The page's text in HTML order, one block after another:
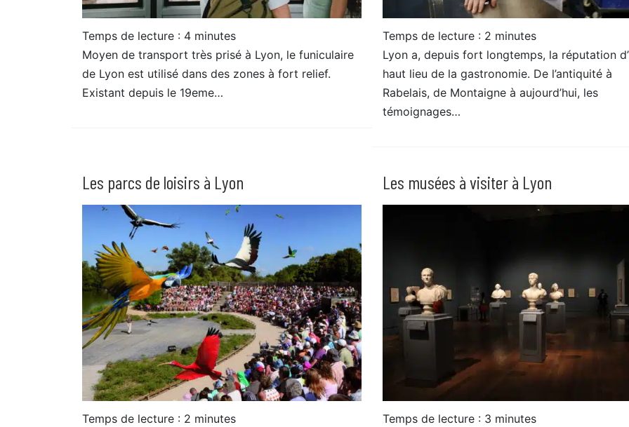
Temps de lecture : 4 minutes
Moyen de transport très prisé à Lyon, le funiculaire
de Lyon est utilisé dans des zones à fort relief.
Existant depuis le 19eme…
Temps de lecture : 2 minutes
Lyon a, depuis fort longtemps, la réputation
haut lieu de la gastronomie. De l’antiquité à
Rabelais, de Montaigne à aujourd’hui, les
témoignages…
Les parcs de loisirs à Lyon
Temps de lecture : 2 minutes
Les musées à visiter à Lyon
Temps de lecture : 3 minutes